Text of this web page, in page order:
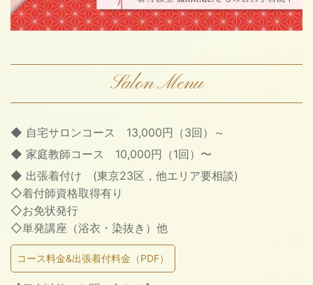
Salon Menu
◆ 自宅サロンコース 13,000円（3回）～
◆ 家庭教師コース 10,000円（1回）〜
◆ 出張着付け (東京23区，他エリア要相談)
◇着付師資格取得有り
◇お免状発行
◇単発講座（浴衣・染抜き）他
コース料金&出張着付料金（PDF）